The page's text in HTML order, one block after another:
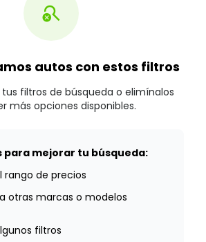
search_off
autos con estos filtros
filtros de búsqueda o elimínalos
más opciones disponibles.
para mejorar tu búsqueda:
rango de precios
otras marcas o modelos
filtros